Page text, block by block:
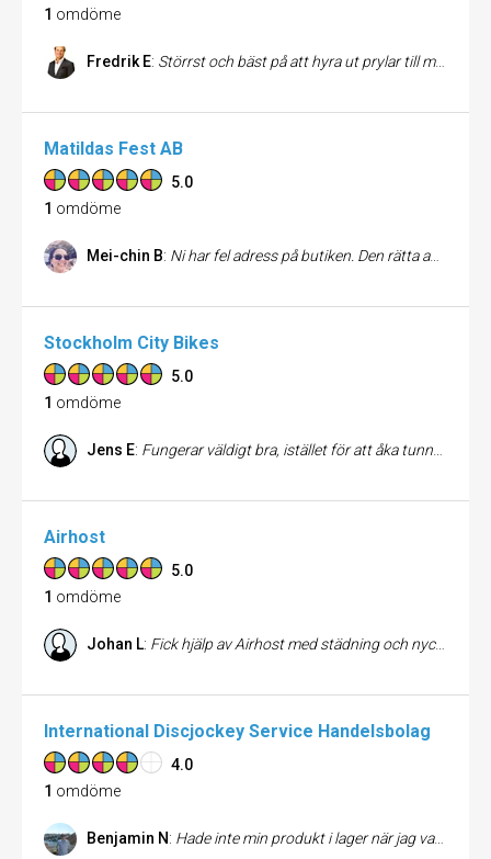
1 omdöme
Fredrik E: Störrst och bäst på att hyra ut prylar till mig som företagare. Sök Boine, han har koll - F
Matildas Fest AB
5.0
1 omdöme
Mei-chin B: Ni har fel adress på butiken. Den rätta adressen ska vara kamomillagatan 10 i bromma. /mejan
Stockholm City Bikes
5.0
1 omdöme
Jens E: Fungerar väldigt bra, istället för att åka tunnelbana eller buss cyklar jag 9 gånger av 10.
Airhost
5.0
1 omdöme
Johan L: Fick hjälp av Airhost med städning och nyckelhantering när jag skulle resa bort och hyrde ut min lägenhet via Airbnb. Allt funkade fint, fick bra hjälp och tips över telefon, och jag kan rekommendera tjänsten till andra som har samma behov.
International Discjockey Service Handelsbolag
4.0
1 omdöme
Benjamin N: Hade inte min produkt i lager när jag var där men bad att få maila när den kommit in, det är bra service tycker jag.